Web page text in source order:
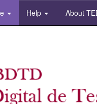
Help About